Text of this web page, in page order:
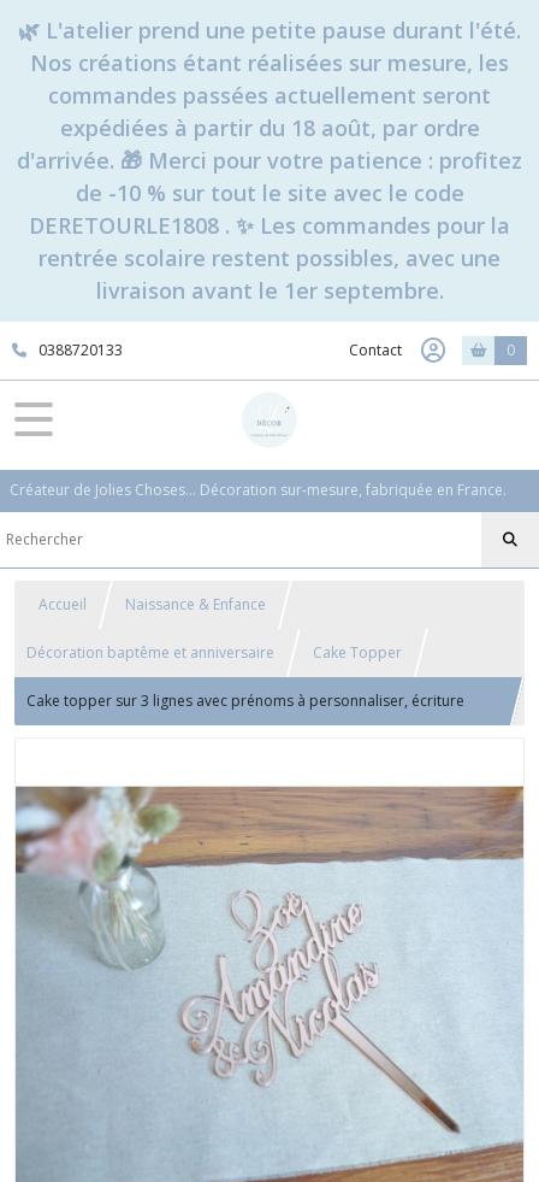
🌿 L'atelier prend une petite pause durant l'été.
Nos créations étant réalisées sur mesure, les
commandes passées actuellement seront
expédiées à partir du 18 août, par ordre
d'arrivée. 🎁 Merci pour votre patience : profitez
de -10 % sur tout le site avec le code
DERETOURLE1808 . ✨ Les commandes pour la
rentrée scolaire restent possibles, avec une
livraison avant le 1er septembre.
0388720133 Contact 0
Créateur de Jolies Choses... Décoration sur-mesure, fabriquée en France.
Accueil Naissance & Enfance
Décoration baptême et anniversaire Cake Topper
Cake topper sur 3 lignes avec prénoms à personnaliser, écriture